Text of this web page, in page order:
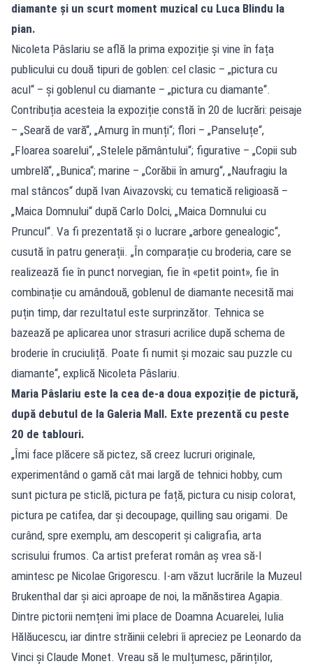
diamante și un scurt moment muzical cu Luca Blindu la
pian.
Nicoleta Pâslariu se află la prima expoziție și vine în fața
publicului cu două tipuri de goblen: cel clasic – „pictura cu
acul“ – și goblenul cu diamante – „pictura cu diamante“.
Contribuția acesteia la expoziție constă în 20 de lucrări: peisaje
– „Seară de vară“, „Amurg în munți“; flori – „Panseluțe“,
„Floarea soarelui“, „Stelele pământului“; figurative – „Copii sub
umbrelă“, „Bunica“; marine – „Corăbii în amurg“, „Naufragiu la
mal stâncos“ după Ivan Aivazovski; cu tematică religioasă –
„Maica Domnului“ după Carlo Dolci, „Maica Domnului cu
Pruncul“. Va fi prezentată și o lucrare „arbore genealogic“,
cusută în patru generații. „În comparație cu broderia, care se
realizează fie în punct norvegian, fie în «petit point», fie în
combinație cu amândouă, goblenul de diamante necesită mai
puțin timp, dar rezultatul este surprinzător. Tehnica se
bazează pe aplicarea unor strasuri acrilice după schema de
broderie în cruciuliță. Poate fi numit și mozaic sau puzzle cu
diamante“, explică Nicoleta Pâslariu.
Maria Pâslariu este la cea de-a doua expoziție de pictură,
după debutul de la Galeria Mall. Exte prezentă cu peste
20 de tablouri.
„Îmi face plăcere să pictez, să creez lucruri originale,
experimentând o gamă cât mai largă de tehnici hobby, cum
sunt pictura pe sticlă, pictura pe față, pictura cu nisip colorat,
pictura pe catifea, dar și decoupage, quilling sau origami. De
curând, spre exemplu, am descoperit și caligrafia, arta
scrisului frumos. Ca artist preferat român aș vrea să-l
amintesc pe Nicolae Grigorescu. I-am văzut lucrările la Muzeul
Brukenthal dar și aici aproape de noi, la mănăstirea Agapia.
Dintre pictorii nemțeni îmi place de Doamna Acuarelei, Iulia
Hălăucescu, iar dintre străinii celebri îi apreciez pe Leonardo da
Vinci și Claude Monet. Vreau să le mulțumesc, părinților,